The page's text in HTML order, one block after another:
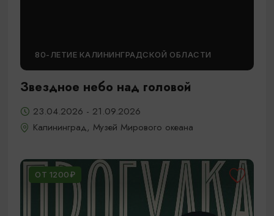
80-ЛЕТИЕ КАЛИНИНГРАДСКОЙ ОБЛАСТИ
Звездное небо над головой
23.04.2026 - 21.09.2026
Калининград, Музей Мирового океана
ОТ 1200₽